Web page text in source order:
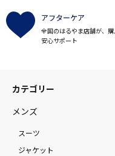
アフターケア
全国のはるやま店舗が、購
安心サポート
カテゴリー
メンズ
スーツ
ジャケット